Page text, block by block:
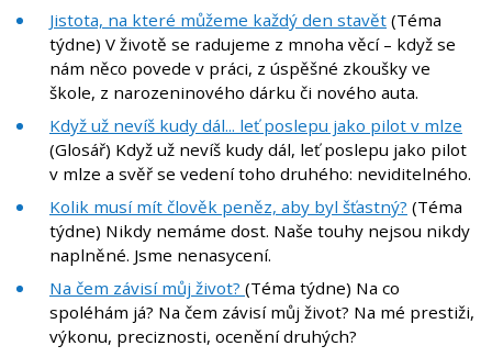
Jistota, na které můžeme každý den stavět (Téma
týdne) V životě se radujeme z mnoha věcí – když se
nám něco povede v práci, z úspěšné zkoušky ve
škole, z narozeninového dárku či nového auta.
Když už nevíš kudy dál... leť poslepu jako pilot v mlze
(Glosář) Když už nevíš kudy dál, leť poslepu jako pilot
v mlze a svěř se vedení toho druhého: neviditelného.
Kolik musí mít člověk peněz, aby byl šťastný? (Téma
týdne) Nikdy nemáme dost. Naše touhy nejsou nikdy
naplněné. Jsme nenasycení.
Na čem závisí můj život? (Téma týdne) Na co
spoléhám já? Na čem závisí můj život? Na mé prestiži,
výkonu, preciznosti, ocenění druhých?